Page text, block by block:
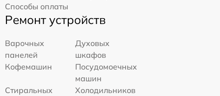
Способы оплаты
Ремонт устройств
Варочных
панелей
Духовых
шкафов
Кофемашин
Посудомоечных
машин
Стиральных
Холодильников